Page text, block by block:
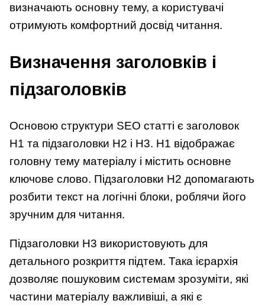
визначають основну тему, а користувачі
отримують комфортний досвід читання.
Визначення заголовків і
підзаголовків
Основою структури SEO статті є заголовок
H1 та підзаголовки H2 і H3. H1 відображає
головну тему матеріалу і містить основне
ключове слово. Підзаголовки H2 допомагають
розбити текст на логічні блоки, роблячи його
зручним для читання.
Підзаголовки H3 використовують для
детального розкриття підтем. Така ієрархія
дозволяє пошуковим системам зрозуміти, які
частини матеріалу важливіші, а які є